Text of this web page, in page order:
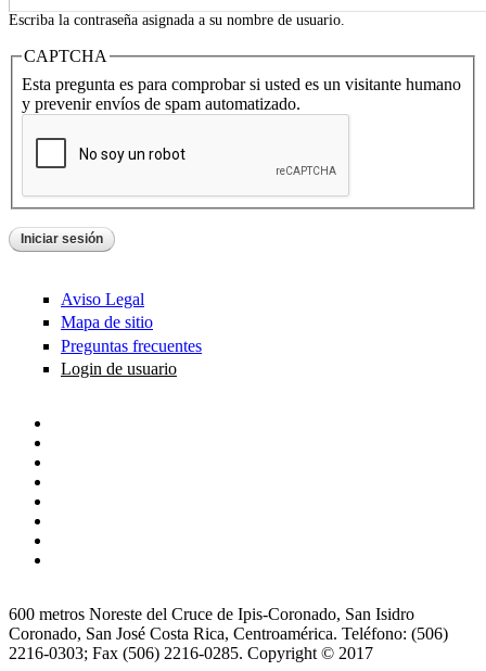
Escriba la contraseña asignada a su nombre de usuario.
CAPTCHA
Esta pregunta es para comprobar si usted es un visitante humano
y prevenir envíos de spam automatizado.
Aviso Legal
Mapa de sitio
Preguntas frecuentes
Login de usuario
600 metros Noreste del Cruce de Ipis-Coronado, San Isidro
Coronado, San José Costa Rica, Centroamérica. Teléfono: (506)
2216-0303; Fax (506) 2216-0285. Copyright © 2017